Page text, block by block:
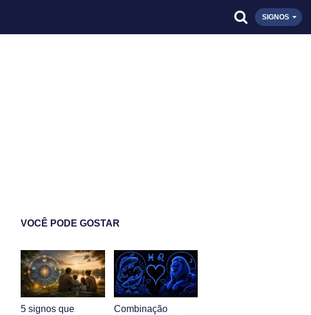
SIGNOS
VOCÊ PODE GOSTAR
5 signos que
Combinação